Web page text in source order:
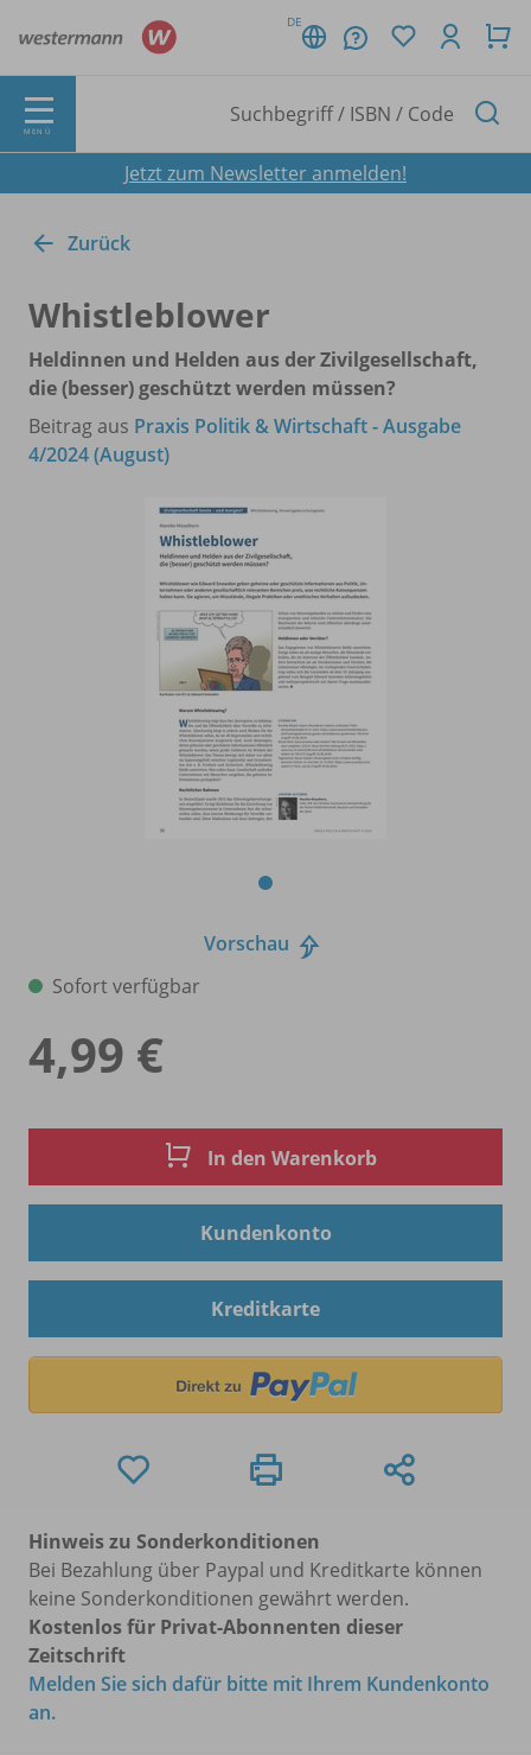
DE
MENÜ
Jetzt zum Newsletter anmelden!
Zurück
Whistleblower
Heldinnen und Helden aus der Zivilgesellschaft,
die (besser) geschützt werden müssen?
Beitrag aus Praxis Politik & Wirtschaft - Ausgabe
4/2024 (August)
Vorschau
Sofort verfügbar
4,99 €
In den Warenkorb
Kundenkonto
Kreditkarte
Hinweis zu Sonderkonditionen
Bei Bezahlung über Paypal und Kreditkarte können
keine Sonderkonditionen gewährt werden.
Kostenlos für Privat-Abonnenten dieser
Zeitschrift
Melden Sie sich dafür bitte mit Ihrem Kundenkonto
an.